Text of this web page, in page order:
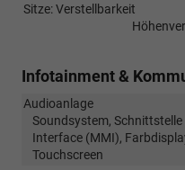
Sitze: Verstellbarkeit
Infotainment &
Audioanlage
Soundsystem,
Interface (MMI),
Touchscreen